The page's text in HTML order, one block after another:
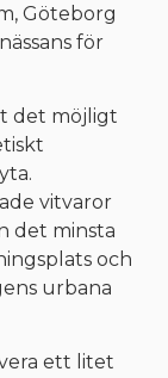
Göteborg
för
det möjligt
vitvaror
det minsta
och
urbana
ett litet